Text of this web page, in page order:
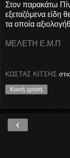
Στον παρακάτω
εξεταζόμενα είδη
τα οποία
ΜΕΛΕΤΗ Ε.Μ.Π
ΚΩΣΤΑΣ ΚΙΤΣΗΣ στις
Κοινή χρήση
‹